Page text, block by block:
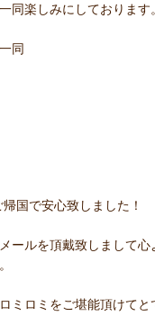
同楽しみにしております。
同
国で安心致しました！
ールを頂戴致しまして
ミロミをご堪能頂けて